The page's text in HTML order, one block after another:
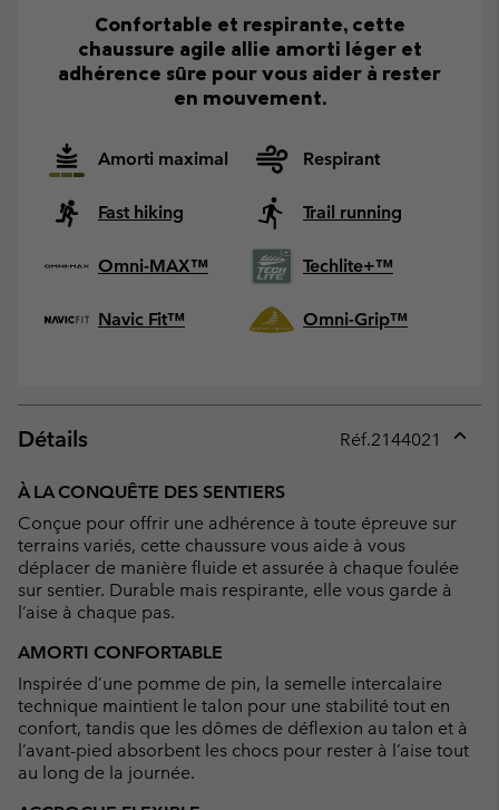
Confortable et respirante, cette
chaussure agile allie amorti léger et
adhérence sûre pour vous aider à rester
en mouvement.
Amorti maximal Respirant
Fast hiking Trail running
Omni-MAX™ Techlite+™
Navic Fit™ Omni-Grip™
Détails Réf.2144021
À LA CONQUÊTE DES SENTIERS
Conçue pour offrir une adhérence à toute épreuve sur
terrains variés, cette chaussure vous aide à vous
déplacer de manière fluide et assurée à chaque foulée
sur sentier. Durable mais respirante, elle vous garde à
l’aise à chaque pas.
AMORTI CONFORTABLE
Inspirée d’une pomme de pin, la semelle intercalaire
technique maintient le talon pour une stabilité tout en
confort, tandis que les dômes de déflexion au talon et à
l’avant-pied absorbent les chocs pour rester à l’aise tout
au long de la journée.